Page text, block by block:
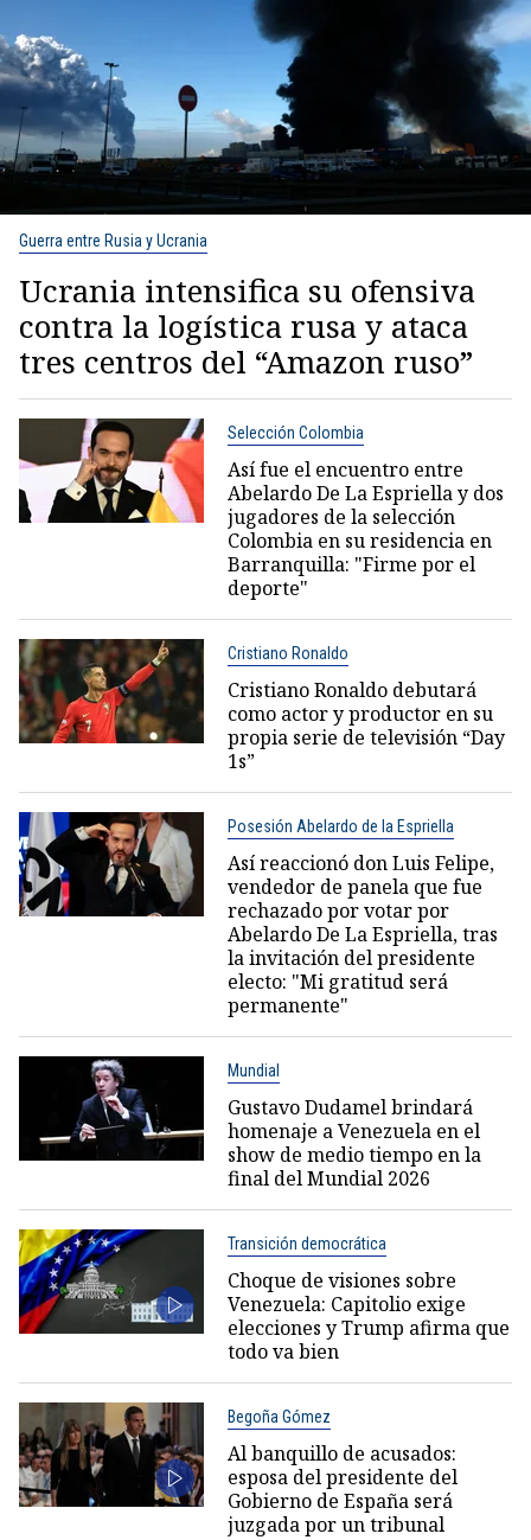
Guerra entre Rusia y Ucrania
Ucrania intensifica su ofensiva
contra la logística rusa y ataca
tres centros del “Amazon ruso”
Selección Colombia
Así fue el encuentro entre
Abelardo De La Espriella y dos
jugadores de la selección
Colombia en su residencia en
Barranquilla: "Firme por el
deporte"
Cristiano Ronaldo
Cristiano Ronaldo debutará
como actor y productor en su
propia serie de televisión “Day
1s”
Posesión Abelardo de la Espriella
Así reaccionó don Luis Felipe,
vendedor de panela que fue
rechazado por votar por
Abelardo De La Espriella, tras
la invitación del presidente
electo: "Mi gratitud será
permanente"
Mundial
Gustavo Dudamel brindará
homenaje a Venezuela en el
show de medio tiempo en la
final del Mundial 2026
Transición democrática
Choque de visiones sobre
Venezuela: Capitolio exige
elecciones y Trump afirma que
todo va bien
Begoña Gómez
Al banquillo de acusados:
esposa del presidente del
Gobierno de España será
juzgada por un tribunal